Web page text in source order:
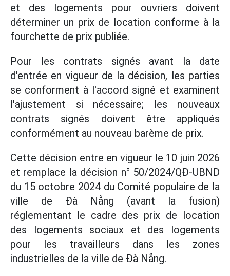
et des logements pour ouvriers doivent
déterminer un prix de location conforme à la
fourchette de prix publiée.
Pour les contrats signés avant la date
d'entrée en vigueur de la décision, les parties
se conforment à l'accord signé et examinent
l'ajustement si nécessaire; les nouveaux
contrats signés doivent être appliqués
conformément au nouveau barème de prix.
Cette décision entre en vigueur le 10 juin 2026
et remplace la décision n° 50/2024/QĐ-UBND
du 15 octobre 2024 du Comité populaire de la
ville de Đà Nẵng (avant la fusion)
réglementant le cadre des prix de location
des logements sociaux et des logements
pour les travailleurs dans les zones
industrielles de la ville de Đà Nẵng.